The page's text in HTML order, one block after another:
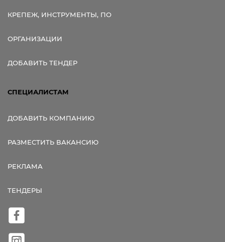
КРЕПЕЖ, ИНСТРУМЕНТЫ, ПО
ОРГАНИЗАЦИИ
ДОБАВИТЬ ТЕНДЕР
СПЕЦИАЛИСТАМ
ДОБАВИТЬ КОМПАНИЮ
РАЗМЕСТИТЬ ВАКАНСИЮ
РЕКЛАМА
ТЕНДЕРЫ